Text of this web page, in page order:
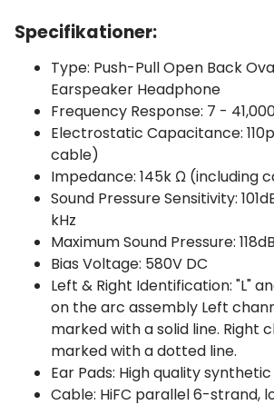
Specifikationer:
Type: Push-Pull Open Back
Earspeaker Headphone
Frequency Response: 7 -
Electrostatic Capacitance:
cable)
Impedance: 145k Ω (including
Sound Pressure Sensitivity:
kHz
Maximum Sound Pressure:
Bias Voltage: 580V DC
Left & Right Identification: "L"
on the arc assembly Left
marked with a solid line. Right
marked with a dotted line.
Ear Pads: High quality
Cable: HiFC parallel 6-strand,